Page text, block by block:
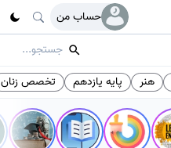
حساب من
هنر پایه یازدهم تخصص زنان